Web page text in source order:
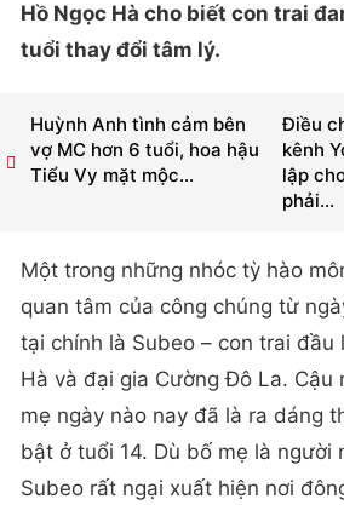
Hồ Ngọc Hà cho biết con trai
tuổi thay đổi tâm lý.
Điều
kênh
lập
phải...
Huỳnh Anh tình cảm bên
vợ MC hơn 6 tuổi, hoa hậu
Tiểu Vy mặt mộc...
Một trong những nhóc tỳ hào
quan tâm của công chúng từ
tại chính là Subeo – con trai đầu
Hà và đại gia Cường Đô La. Cậu
mẹ ngày nào nay đã là ra dáng
bật ở tuổi 14. Dù bố mẹ là người
Subeo rất ngại xuất hiện nơi